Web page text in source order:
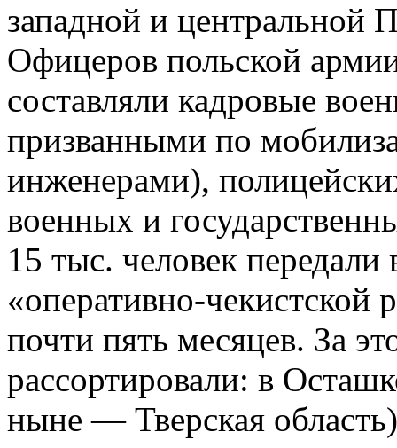
западной и центральной
Офицеров польской
составляли кадровые
призванными по
инженерами),
военных и
15 тыс. человек
«оперативно-чекистской
почти пять месяцев. За
рассортировали: в
ныне — Тверская